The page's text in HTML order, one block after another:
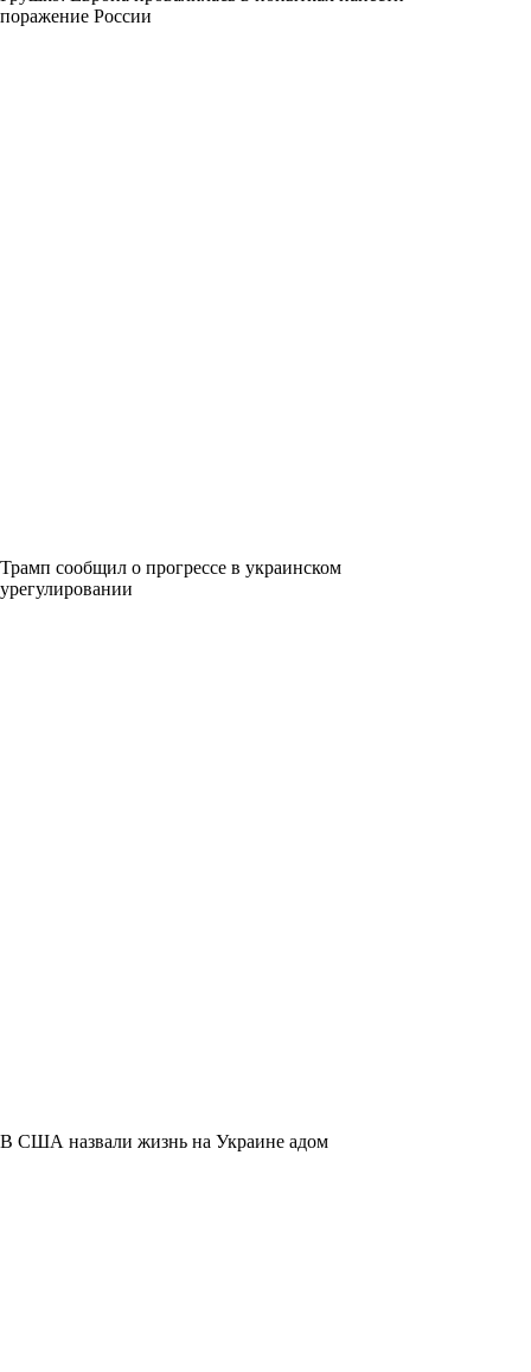
поражение России
Трамп сообщил о прогрессе в украинском
урегулировании
В США назвали жизнь на Украине адом